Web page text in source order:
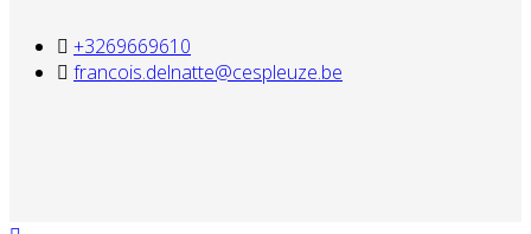
+3269669610
francois.delnatte@cespleuze.be